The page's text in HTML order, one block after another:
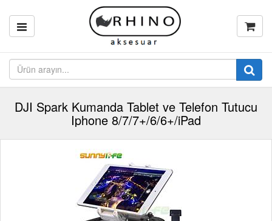
DJI Spark Kumanda Tablet ve Telefon Tutucu
Iphone 8/7/7+/6/6+/iPad